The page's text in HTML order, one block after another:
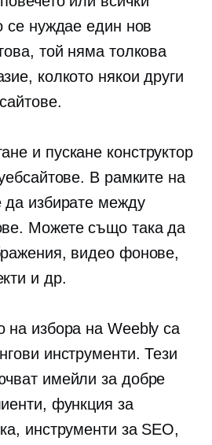
се нуждае един нов
той няма толкова
колкото някои други
и пускане конструктор
В рамките на
да избирате между
Можете също така да
видео фонове,
и др.
на избора на Weebly са
инструменти. Тези
имейли за добре
функция за
инструменти за SEO,